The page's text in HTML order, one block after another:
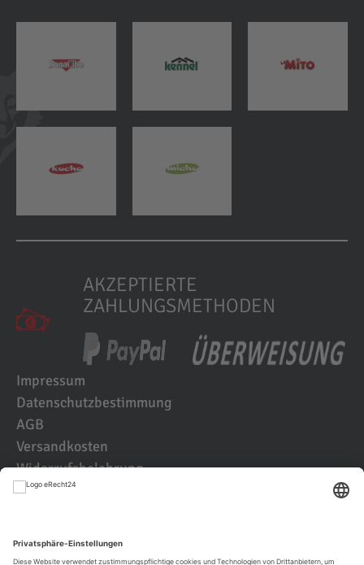
AKZEPTIERTE
ZAHLUNGSMETHODEN
Impressum
Datenschutzbestimmung
AGB
Versandkosten
Widerrufsbelehrung
Kundenbewertungen